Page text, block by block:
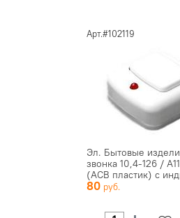
Арт.#102119
Эл. Бытовые
звонка 10,4-126 /
(АСВ пластик) с
80